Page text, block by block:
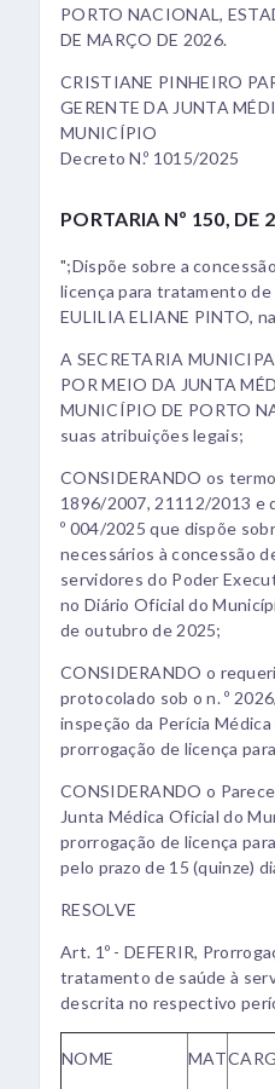
PORTO NACIONAL,
DE MARÇO DE 2026.
CRISTIANE PINHEIRO
GERENTE DA JUNTA
MUNICÍPIO
Decreto N.º 1015/2025
PORTARIA Nº 150, DE
";Dispõe sobre a
licença para tratamento de
EULILIA ELIANE PINTO,
A SECRETARIA
POR MEIO DA JUNTA
MUNICÍPIO DE PORTO
suas atribuições legais;
CONSIDERANDO os
1896/2007, 21112/2013 e
º 004/2025 que dispõe
necessários à concessão
servidores do Poder
no Diário Oficial do
de outubro de 2025;
CONSIDERANDO o
protocolado sob o n. º
inspeção da Perícia
prorrogação de licença
CONSIDERANDO o
Junta Médica Oficial do
prorrogação de licença
pelo prazo de 15 (quinze)
RESOLVE
Art. 1º - DEFERIR,
tratamento de saúde à
descrita no respectivo
NOME MAT